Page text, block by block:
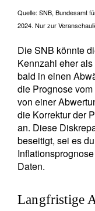
Quelle: SNB, Bundesamt
2024. Nur zur
Die SNB könnte
Kennzahl eher
bald in einen
die Prognose
von einer
die Korrektur der
an. Diese
beseitigt, sei es
Daten.
Langfristige